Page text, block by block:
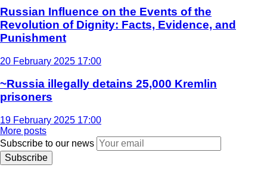
Russian Influence on the Events of the
Revolution of Dignity: Facts, Evidence, and
Punishment
20 February 2025 17:00
~Russia illegally detains 25,000 Kremlin
prisoners
19 February 2025 17:00
More posts
Subscribe to our news
Subscribe